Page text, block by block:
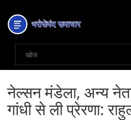
नेल्सन मंडेला, अन्य
गांधी से ली प्रेरणा: